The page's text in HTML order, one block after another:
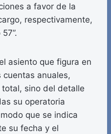
a favor de la
respectivamente,
asiento que figura en
anuales,
sino del detalle
su operatoria
que se indica
su fecha y el